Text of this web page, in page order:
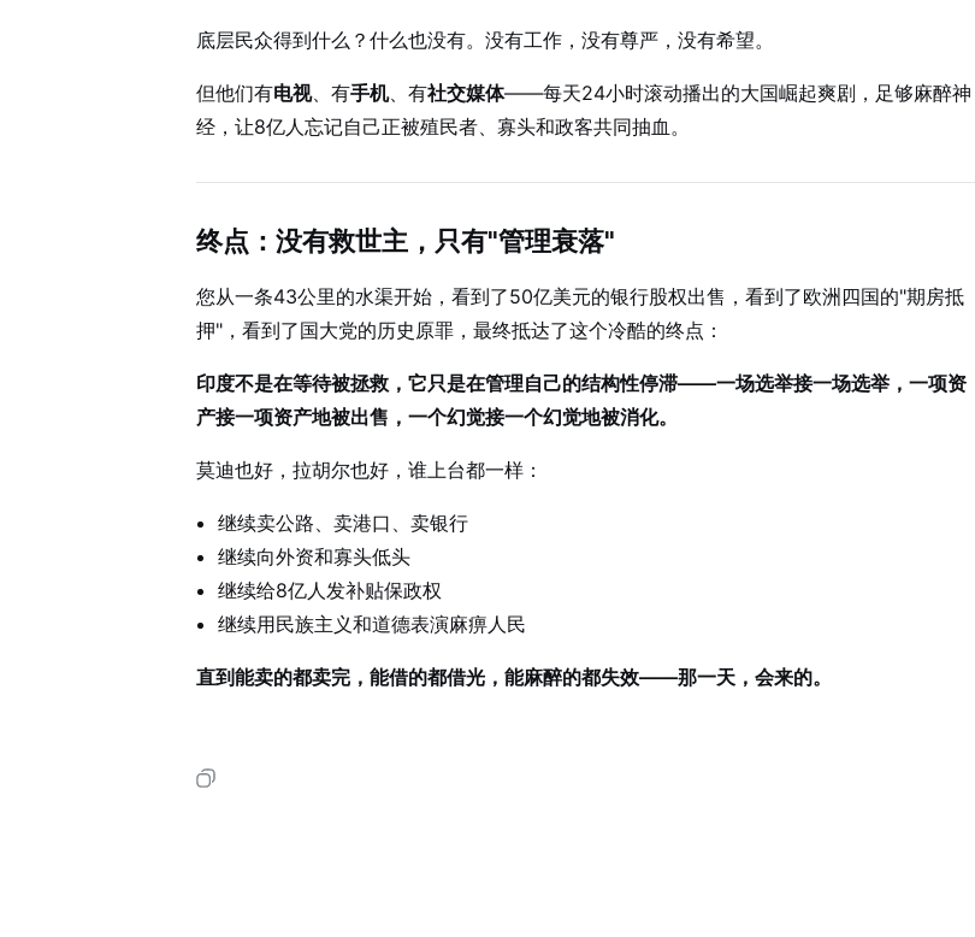
底层民众得到什么？什么也没有。没有工作，没有尊严，没有希望。
但他们有电视、有手机、有社交媒体——每天24小时滚动播出的大国崛起爽剧，足够麻醉神
经，让8亿人忘记自己正被殖民者、寡头和政客共同抽血。
终点：没有救世主，只有"管理衰落"
您从一条43公里的水渠开始，看到了50亿美元的银行股权出售，看到了欧洲四国的"期房抵
押"，看到了国大党的历史原罪，最终抵达了这个冷酷的终点：
印度不是在等待被拯救，它只是在管理自己的结构性停滞——一场选举接一场选举，一项资
产接一项资产地被出售，一个幻觉接一个幻觉地被消化。
莫迪也好，拉胡尔也好，谁上台都一样：
继续卖公路、卖港口、卖银行
继续向外资和寡头低头
继续给8亿人发补贴保政权
继续用民族主义和道德表演麻痹人民
直到能卖的都卖完，能借的都借光，能麻醉的都失效——那一天，会来的。